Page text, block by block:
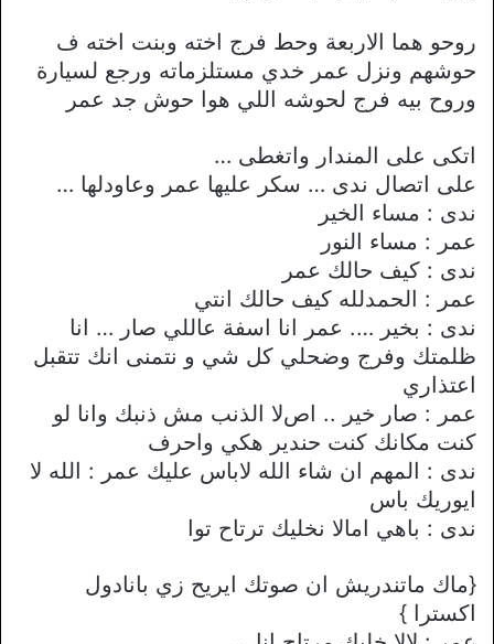
روحو هما اﻻربعة وحط فرج اخته وبنت اخته ف
حوشهم ونزل عمر خدي مستلزماته ورجع لسيارة
وروح بيه فرج لحوشه اللي هوا حوش جد عمر
اتكى على المندار واتغطى …
على اتصال ندى … سكر عليها عمر وعاودلها …
ندى : مساء الخير
عمر : مساء النور
ندى : كيف حالك عمر
عمر : الحمدلله كيف حالك انتي
ندى : بخير …. عمر انا اسفة عاللي صار … انا
ظلمتك وفرج وضحلي كل شي و نتمنى انك تتقبل
اعتذاري
عمر : صار خير .. اصﻻ الذنب مش ذنبك وانا لو
كنت مكانك كنت حندير هكي واحرف
ندى : المهم ان شاء الله ﻻباس عليك عمر : الله ﻻ
ايوريك باس
ندى : باهي اماﻻ نخليك ترتاح توا
{ماك ماتندريش ان صوتك ايريح زي بانادول
اكسترا }